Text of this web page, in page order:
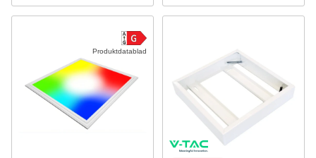
Produktdatablad